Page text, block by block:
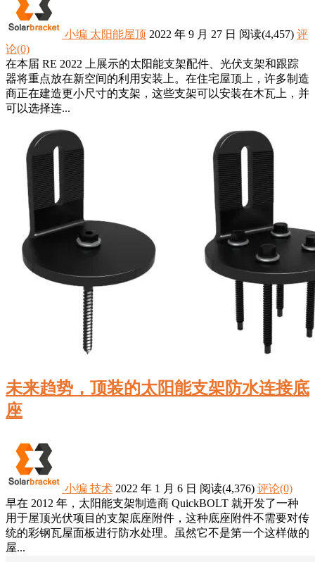
小编 太阳能屋顶 2022 年 9 月 27 日 阅读(4,457) 评
论(0)
在本届 RE 2022 上展示的太阳能支架配件、光伏支架和跟踪
器将重点放在新空间的利用安装上。在住宅屋顶上，许多制造
商正在建造更小尺寸的支架，这些支架可以安装在木瓦上，并
可以选择连...
未来趋势，顶装的太阳能支架防水连接底
座
小编 技术 2022 年 1 月 6 日 阅读(4,376) 评论(0)
早在 2012 年，太阳能支架制造商 QuickBOLT 就开发了一种
用于屋顶光伏项目的支架底座附件，这种底座附件不需要对传
统的彩钢瓦屋面板进行防水处理。虽然它不是第一个这样做的
屋...